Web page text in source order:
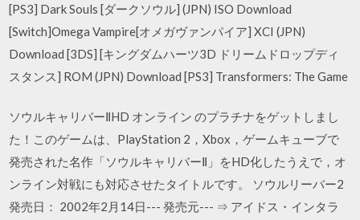
[PS3] Dark Souls [ダークソウル] (JPN) ISO Download
[Switch]Omega Vampire[オメガヴァンパイア] XCI (JPN)
Download [3DS] [キングダムハーツ3D ドリームドロップディ
スタンス] ROM (JPN) Download [PS3] Transformers: The Game
ソウルキャリバーⅡHD オンライン のプラチナをゲットしまし
た！このゲームは、PlayStation 2，Xbox，ゲームキューブで
発売された名作「ソウルキャリバーⅡ」をHD化したうえで，オ
ンライン対戦にも対応させたタイトルです。 ソウルリーバー2
発売日： 2002年2月14日--- 発売元--- ⇒ アイドス・インタラ